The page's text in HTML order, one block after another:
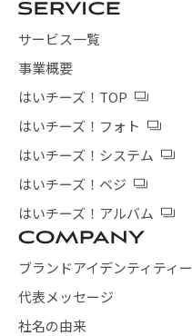
サービス一覧
事業概要
はいチーズ！TOP
はいチーズ！フォト
はいチーズ！システム
はいチーズ！ベジ
はいチーズ！アルバム
ブランドアイデンティティー
代表メッセージ
社名の由来